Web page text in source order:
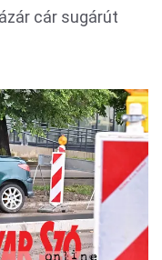
cár sugárút